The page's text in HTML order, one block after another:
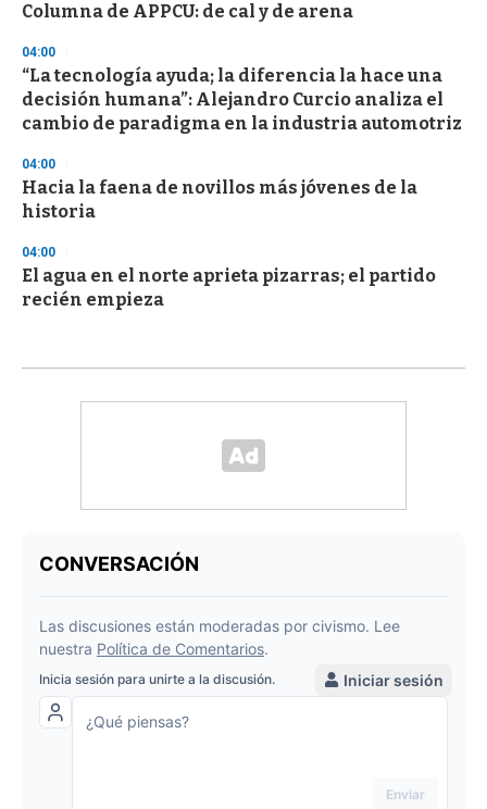
Columna de APPCU: de cal y de arena
04:00
“La tecnología ayuda; la diferencia la hace una
decisión humana”: Alejandro Curcio analiza el
cambio de paradigma en la industria automotriz
04:00
Hacia la faena de novillos más jóvenes de la
historia
04:00
El agua en el norte aprieta pizarras; el partido
recién empieza